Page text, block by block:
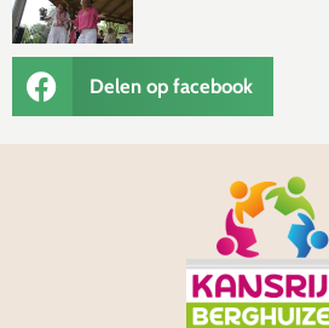
Delen op facebook